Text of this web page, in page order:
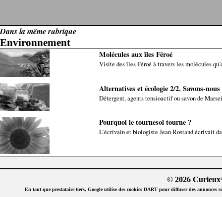
Dans la même rubrique
Environnement
Molécules aux îles Féroé
Visite des îles Féroé à travers les molécules
Alternatives et écologie 2/2. Savons-
Détergent, agents tensioactif ou savon de
Pourquoi le tournesol tourne ?
L’écrivain et biologiste Jean Rostand écrivait
© 2026
En tant que prestataire tiers, Google utilise des cookies DART pour diffuser des